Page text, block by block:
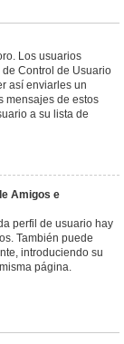
Los usuarios
Control de Usuario
así enviarles un
mensajes de estos
a su lista de
Amigos e
perfil de usuario hay
También puede
introduciendo su
página.